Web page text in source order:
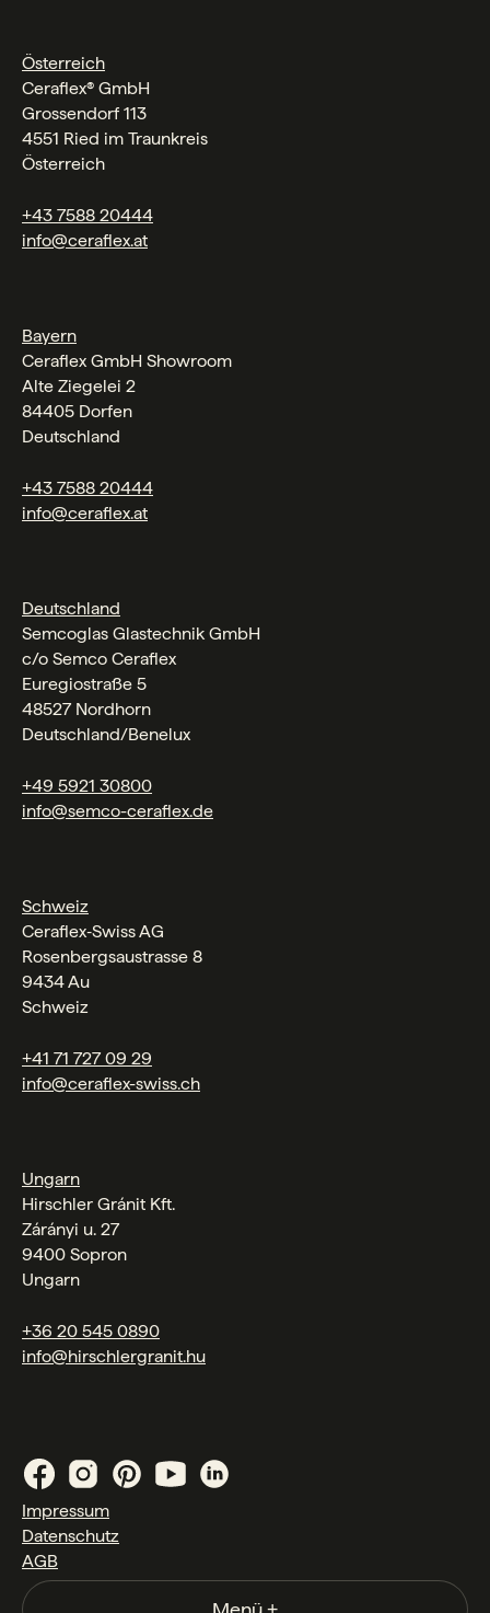
Österreich
Ceraflex® GmbH
Grossendorf 113
4551 Ried im Traunkreis
Österreich
+43 7588 20444
info@ceraflex.at
Bayern
Ceraflex GmbH Showroom
Alte Ziegelei 2
84405 Dorfen
Deutschland
+43 7588 20444
info@ceraflex.at
Deutschland
Semcoglas Glastechnik GmbH
c/o Semco Ceraflex
Euregiostraße 5
48527 Nordhorn
Deutschland/Benelux
+49 5921 30800
info@semco-ceraflex.de
Schweiz
Ceraflex‑Swiss AG
Rosenbergsaustrasse 8
9434 Au
Schweiz
+41 71 727 09 29
info@ceraflex-swiss.ch
Ungarn
Hirschler Gránit Kft.
Zárányi u. 27
9400 Sopron
Ungarn
+36 20 545 0890
info@hirschlergranit.hu
Impressum
Datenschutz
AGB